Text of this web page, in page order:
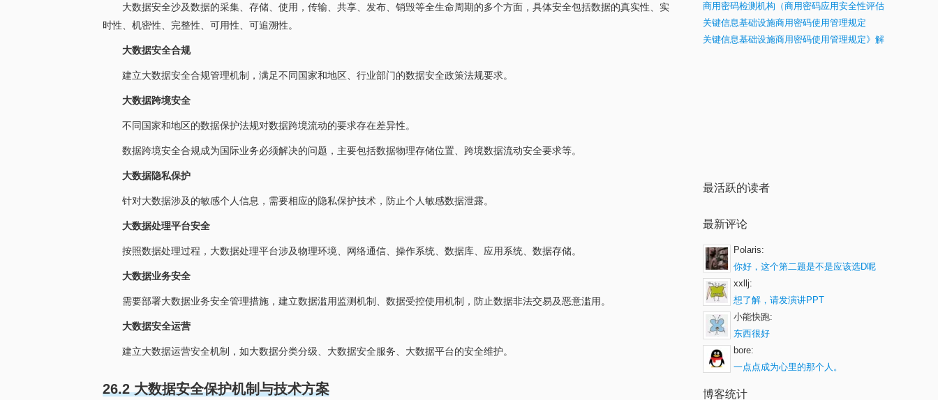
大数据安全沙及数据的采集、存储、使用，传输、共享、发布、销毁等全生命周期的多个方面，具体安全包括数据的真实性、实
时性、机密性、完整性、可用性、可追溯性。
大数据安全合规
建立大数据安全合规管理机制，满足不同国家和地区、行业部门的数据安全政策法规要求。
大数据跨境安全
不同国家和地区的数据保护法规对数据跨境流动的要求存在差异性。
数据跨境安全合规成为国际业务必须解决的问题，主要包括数据物理存储位置、跨境数据流动安全要求等。
大数据隐私保护
针对大数据涉及的敏感个人信息，需要相应的隐私保护技术，防止个人敏感数据泄露。
大数据处理平台安全
按照数据处理过程，大数据处理平台涉及物理环境、网络通信、操作系统、数据库、应用系统、数据存储。
大数据业务安全
需要部署大数据业务安全管理措施，建立数据滥用监测机制、数据受控使用机制，防止数据非法交易及恶意滥用。
大数据安全运营
建立大数据运营安全机制，如大数据分类分级、大数据安全服务、大数据平台的安全维护。
26.2 大数据安全保护机制与技术方案
商用密码检测机构（商用密码应用安全性评估
业务）目录(最新)
关键信息基础设施商用密码使用管理规定
关键信息基础设施商用密码使用管理规定》解
最活跃的读者
最新评论
Polaris:
你好，这个第二题是不是应该选D呢
xxllj:
想了解，请发演讲PPT
小能快跑:
东西很好
bore:
一点点成为心里的那个人。
博客统计